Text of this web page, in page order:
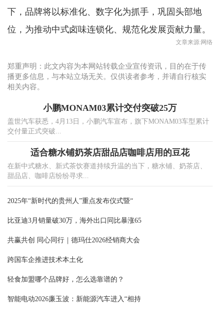
下，品牌将以标准化、数字化为抓手，巩固头部地
位，为推动中式卤味连锁化、规范化发展贡献力量。
文章来源:网络
郑重声明：此文内容为本网站转载企业宣传资讯，目的在于传
播更多信息，与本站立场无关。仅供读者参考，并请自行核实
相关内容。
小鹏MONAM03累计交付突破25万
盖世汽车获悉，4月13日，小鹏汽车宣布，旗下MONAM03车型累计
交付量正式突破...
适合糖水铺奶茶店甜品店咖啡店用的豆花
在新中式糖水、新式茶饮赛道持续升温的当下，糖水铺、奶茶店、
甜品店、咖啡店纷纷寻求...
2025年“新时代的贵州人”重点发布仪式暨“
比亚迪3月销量破30万，海外出口同比暴涨65
共赢共创 同心同行｜德玛仕2026经销商大会
跨国车企推进技术本土化
轻食加盟哪个品牌好，怎么选靠谱的？
智能电动2026廉玉波：新能源汽车进入“相持